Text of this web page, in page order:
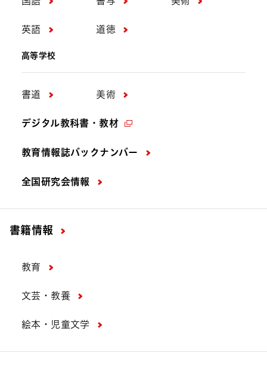
英語 道徳
高等学校
書道 美術
デジタル教科書・教材
教育情報誌バックナンバー
全国研究会情報
書籍情報
教育
文芸・教養
絵本・児童文学